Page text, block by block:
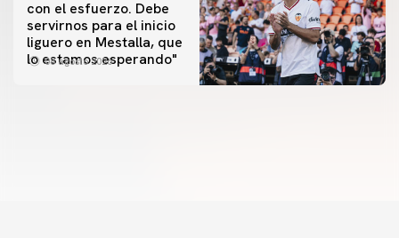
con el esfuerzo. Debe
servirnos para el inicio
liguero en Mestalla, que
lo estamos esperando"
08 agosto 2026
PRIMER EQUIPO
Las fotos del Valencia CF-Newcastle United FC
PRIMER EQUIPO
MESTALLA 📍